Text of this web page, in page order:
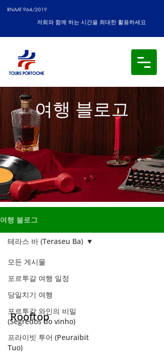
RNAAT 964/2019
저희와 함께 하는 시간을 최대한 활용하세요
여행 블로그
여행 블로그
모든 게시물
포르투갈 여행 일정
당일치기 여행
포르투갈 와인의 비밀
(Segredos do vinho)
프라이빗 투어 (Peuraibit
Tuo)
테라스 바 (Teraseu Ba)
테라스 바
(Teraseu Ba)
Rooftop